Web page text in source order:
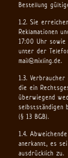
Bestellung
1.2. Sie
Reklamationen
17:00 Uhr
unter der
mail@mixling.de.
1.3.
die ein
überwiegend
selbstständigen
(§ 13 BGB).
1.4.
anerkannt, es
ausdrücklich zu.